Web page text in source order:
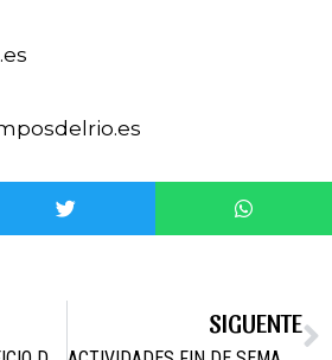
SIGUENTE